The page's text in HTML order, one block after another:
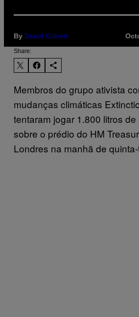
By David Gilbert
Share:
Membros do grupo ativista
mudanças climáticas
tentaram jogar 1.800 litros
sobre o prédio do HM
Londres na manhã de